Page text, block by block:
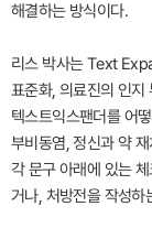
해결하는 방식이다.
리스 박사는 Text
표준화, 의료진의 인지
텍스트익스팬더를 어
부비동염, 정신과 약
각 문구 아래에 있는
거나, 처방전을 작성하